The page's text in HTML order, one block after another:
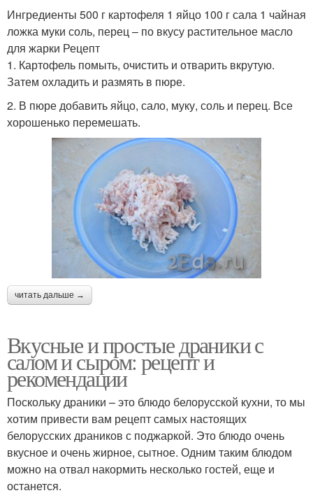
Ингредиенты 500 г картофеля 1 яйцо 100 г сала 1 чайная
ложка муки соль, перец – по вкусу растительное масло
для жарки Рецепт
1. Картофель помыть, очистить и отварить вкрутую.
Затем охладить и размять в пюре.
2. В пюре добавить яйцо, сало, муку, соль и перец. Все
хорошенько перемешать.
читать дальше →
Вкусные и простые драники с
салом и сыром: рецепт и
рекомендации
Поскольку драники – это блюдо белорусской кухни, то мы
хотим привести вам рецепт самых настоящих
белорусских драников с поджаркой. Это блюдо очень
вкусное и очень жирное, сытное. Одним таким блюдом
можно на отвал накормить несколько гостей, еще и
останется.